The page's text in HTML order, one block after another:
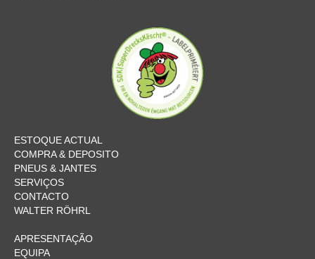
ESTOQUE ACTUAL
COMPRA & DEPOSITO
PNEUS & JANTES
SERVIÇOS
CONTACTO
WALTER RÖHRL
APRESENTAÇÃO
EQUIPA